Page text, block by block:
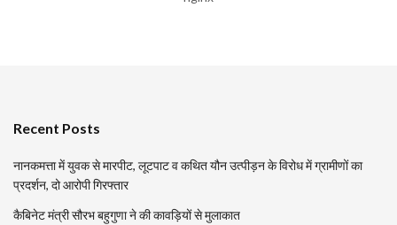
Recent Posts
नानकमत्ता में युवक से मारपीट, लूटपाट व कथित यौन उत्पीड़न के विरोध में ग्रामीणों का
प्रदर्शन, दो आरोपी गिरफ्तार
कैबिनेट मंत्री सौरभ बहुगुणा ने की कावड़ियों से मुलाकात